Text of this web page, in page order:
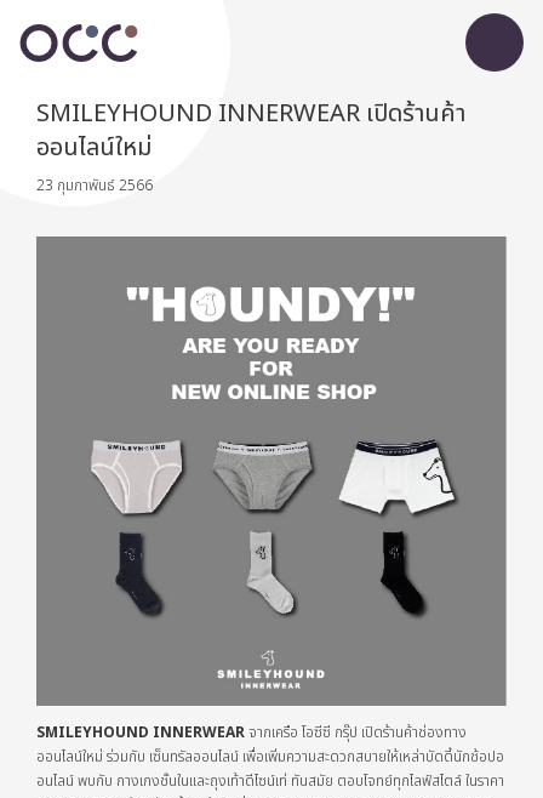
SMILEYHOUND INNERWEAR เปิดร้านค้า
ออนไลน์ใหม่
23 กุมภาพันธ์ 2566
SMILEYHOUND INNERWEARจากเครือ โอซีซี กรุ๊ป เปิดร้านค้าช่องทาง
ออนไลน์ใหม่ ร่วมกับ เซ็นทรัลออนไลน์ เพื่อเพิ่มความสะดวกสบายให้เหล่าบัดดี้นักช้อปอ
อนไลน์ พบกับ กางเกงชั้นในและถุงเท้าดีไซน์เท่ ทันสมัย ตอบโจทย์ทุกไลฟ์สไตล์ ในราคา